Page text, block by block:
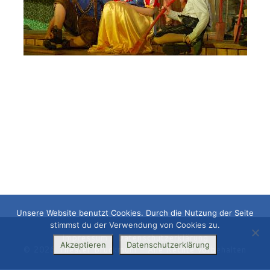
Impressum| Datenschutzerklärung
Theater Bruckmühl– Alle Rechte vorbehalten
Unsere Website benutzt Cookies. Durch die Nutzung der Seite
stimmst du der Verwendung von Cookies zu.
Akzeptieren Datenschutzerklärung